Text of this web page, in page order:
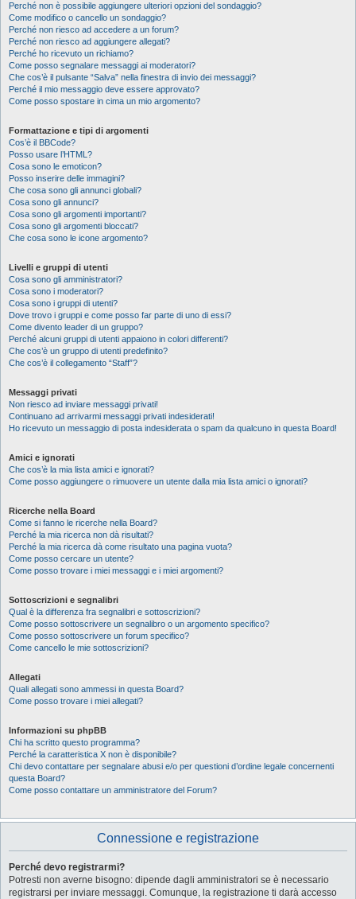
Perché non è possibile aggiungere ulteriori opzioni del sondaggio?
Come modifico o cancello un sondaggio?
Perché non riesco ad accedere a un forum?
Perché non riesco ad aggiungere allegati?
Perché ho ricevuto un richiamo?
Come posso segnalare messaggi ai moderatori?
Che cos’è il pulsante “Salva” nella finestra di invio dei messaggi?
Perché il mio messaggio deve essere approvato?
Come posso spostare in cima un mio argomento?
Formattazione e tipi di argomenti
Cos’è il BBCode?
Posso usare l’HTML?
Cosa sono le emoticon?
Posso inserire delle immagini?
Che cosa sono gli annunci globali?
Cosa sono gli annunci?
Cosa sono gli argomenti importanti?
Cosa sono gli argomenti bloccati?
Che cosa sono le icone argomento?
Livelli e gruppi di utenti
Cosa sono gli amministratori?
Cosa sono i moderatori?
Cosa sono i gruppi di utenti?
Dove trovo i gruppi e come posso far parte di uno di essi?
Come divento leader di un gruppo?
Perché alcuni gruppi di utenti appaiono in colori differenti?
Che cos’è un gruppo di utenti predefinito?
Che cos’è il collegamento “Staff”?
Messaggi privati
Non riesco ad inviare messaggi privati!
Continuano ad arrivarmi messaggi privati indesiderati!
Ho ricevuto un messaggio di posta indesiderata o spam da qualcuno in questa Board!
Amici e ignorati
Che cos’è la mia lista amici e ignorati?
Come posso aggiungere o rimuovere un utente dalla mia lista amici o ignorati?
Ricerche nella Board
Come si fanno le ricerche nella Board?
Perché la mia ricerca non dà risultati?
Perché la mia ricerca dà come risultato una pagina vuota?
Come posso cercare un utente?
Come posso trovare i miei messaggi e i miei argomenti?
Sottoscrizioni e segnalibri
Qual è la differenza fra segnalibri e sottoscrizioni?
Come posso sottoscrivere un segnalibro o un argomento specifico?
Come posso sottoscrivere un forum specifico?
Come cancello le mie sottoscrizioni?
Allegati
Quali allegati sono ammessi in questa Board?
Come posso trovare i miei allegati?
Informazioni su phpBB
Chi ha scritto questo programma?
Perché la caratteristica X non è disponibile?
Chi devo contattare per segnalare abusi e/o per questioni d’ordine legale concernenti
questa Board?
Come posso contattare un amministratore del Forum?
Connessione e registrazione
Perché devo registrarmi?
Potresti non averne bisogno: dipende dagli amministratori se è necessario
registrarsi per inviare messaggi. Comunque, la registrazione ti darà accesso